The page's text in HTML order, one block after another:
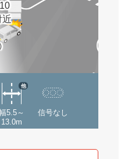
近
5.5～
13.0m
他
信号なし